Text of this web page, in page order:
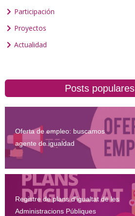
Participación
Proyectos
Actualidad
Posts populares
Oferta de empleo: buscamos
agente de igualdad
Registre de plans d'igualtat de les
Administracions Públiques